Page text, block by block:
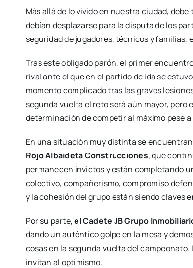
Más allá de lo vivido en nuestra ciudad,
debían desplazarse para la disputa de los
seguridad de jugadores, técnicos y
Tras este obligado parón, el primer
rival ante el que en el partido de ida se
momento complicado tras las graves
segunda vuelta el reto será aún mayor,
determinación de competir al máximo pese a
En una situación muy distinta se
Rojo Albaideta Construcciones, que
permanecen invictos y están completando
colectivo, compañerismo, compromiso
y la cohesión del grupo están siendo claves
Por su parte,el Cadete JB Grupo
dando un auténtico golpe en la mesa y
cosas en la segunda vuelta del
invitan al optimismo.